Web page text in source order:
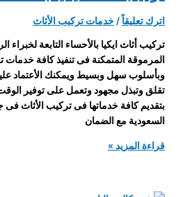
اترك تعليقاً /خدمات تركيب الأثاث
تركيب أثاث ايكيا بالأحساء التابعة
المرموقة المتمكنة فى تنفيذ كافة
وبأسلوب سهل وبسيط ويمكنك الأعتماد
تقلق وتبذل مجهود وتعمل على توفير
بتقديم كافة خدماتها فى تركيب الأثاث فى
السعودية مع الضمان
تركيب
بالأحساء
قراءة المزيد »